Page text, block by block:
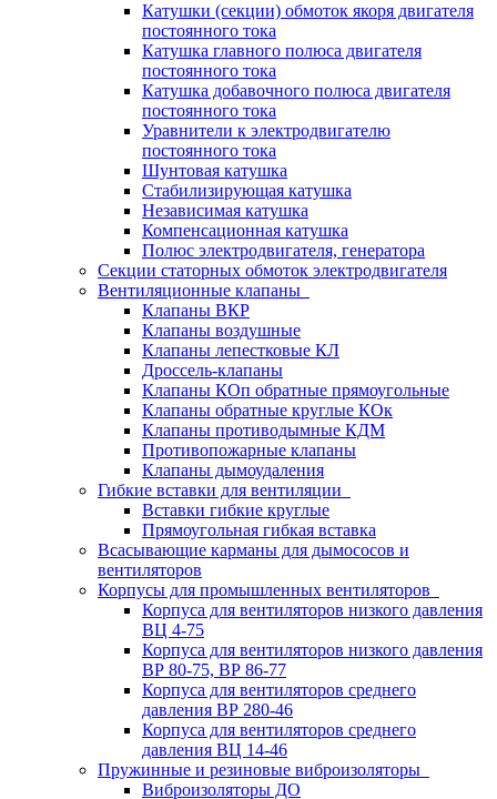
Катушки (секции) обмоток якоря двигателя
постоянного тока
Катушка главного полюса двигателя
постоянного тока
Катушка добавочного полюса двигателя
постоянного тока
Уравнители к электродвигателю
постоянного тока
Шунтовая катушка
Стабилизирующая катушка
Независимая катушка
Компенсационная катушка
Полюс электродвигателя, генератора
Секции статорных обмоток электродвигателя
Вентиляционные клапаны
Клапаны ВКР
Клапаны воздушные
Клапаны лепестковые КЛ
Дроссель-клапаны
Клапаны КОп обратные прямоугольные
Клапаны обратные круглые КОк
Клапаны противодымные КДМ
Противопожарные клапаны
Клапаны дымоудаления
Гибкие вставки для вентиляции
Вставки гибкие круглые
Прямоугольная гибкая вставка
Всасывающие карманы для дымососов и
вентиляторов
Корпусы для промышленных вентиляторов
Корпуса для вентиляторов низкого давления
ВЦ 4-75
Корпуса для вентиляторов низкого давления
ВР 80-75, ВР 86-77
Корпуса для вентиляторов среднего
давления ВР 280-46
Корпуса для вентиляторов среднего
давления ВЦ 14-46
Пружинные и резиновые виброизоляторы
Виброизоляторы ДО